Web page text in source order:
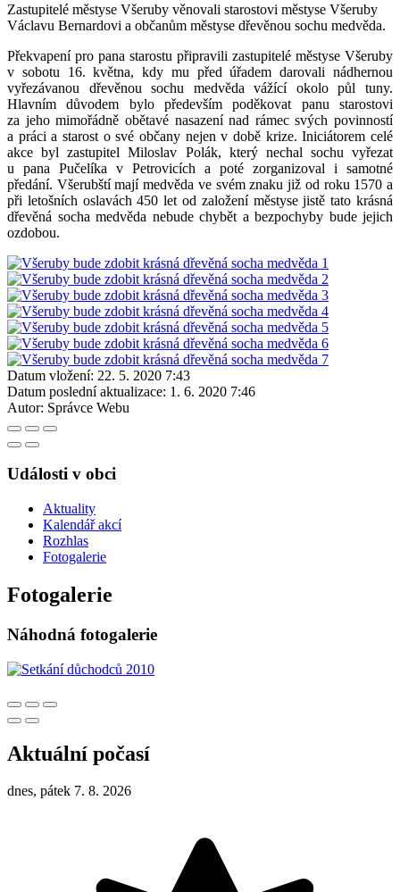
Zastupitelé městyse Všeruby věnovali starostovi městyse Všeruby
Václavu Bernardovi a občanům městyse dřevěnou sochu medvěda.
Překvapení pro pana starostu připravili zastupitelé městyse Všeruby
v sobotu 16. května, kdy mu před úřadem darovali nádhernou
vyřezávanou dřevěnou sochu medvěda vážící okolo půl tuny.
Hlavním důvodem bylo především poděkovat panu starostovi
za jeho mimořádně obětavé nasazení nad rámec svých povinností
a práci a starost o své občany nejen v době krize. Iniciátorem celé
akce byl zastupitel Miloslav Polák, který nechal sochu vyřezat
u pana Pučelíka v Petrovicích a poté zorganizoval i samotné
předání. Všerubští mají medvěda ve svém znaku již od roku 1570 a
při letošních oslavách 450 let od založení městyse jistě tato krásná
dřevěná socha medvěda nebude chybět a bezpochyby bude jejich
ozdobou.
Datum vložení: 22. 5. 2020 7:43
Datum poslední aktualizace: 1. 6. 2020 7:46
Autor: Správce Webu
Události v obci
Aktuality
Kalendář akcí
Rozhlas
Fotogalerie
Fotogalerie
Náhodná fotogalerie
Aktuální počasí
dnes, pátek 7. 8. 2026